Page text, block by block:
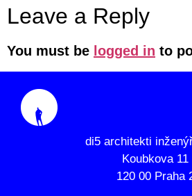
Leave a Reply
You must be logged in to
di5 architekti
Koubkova 11
120 00 Praha